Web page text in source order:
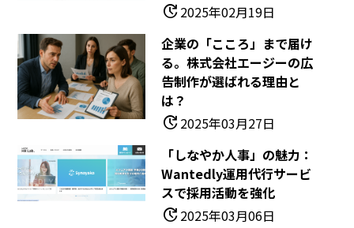
update2025年02月19日
企業の「こころ」まで届け
る。株式会社エージーの広
告制作が選ばれる理由と
は？
update2025年03月27日
「しなやか人事」の魅力：
Wantedly運用代行サービ
スで採用活動を強化
update2025年03月06日